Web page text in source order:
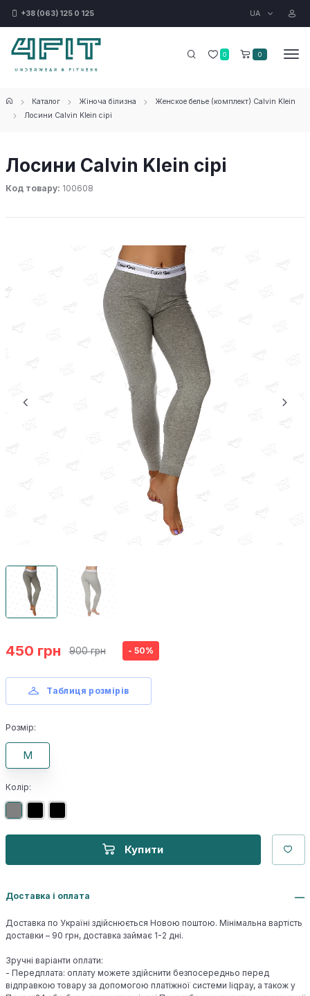
+38 (063) 125 0 125 UA
0 0
Каталог Жіноча білизна
Женское белье (комплект) Calvin Klein
Лосини Calvin Klein сірі
Лосини Calvin Klein сірі
Код товару: 100608
450 грн 900 грн - 50%
Таблиця розмірів
Розмір:
M
Колір:
Купити
Доставка і оплата
Доставка по Україні здійснюється Новою поштою. Мінімальна вартість
доставки – 90 грн, доставка займає 1-2 дні.
Зручні варіанти оплати:
- Передплата: оплату можете здійснити безпосередньо перед
відправкою товару за допомогою платіжної системи liqpay, а також у